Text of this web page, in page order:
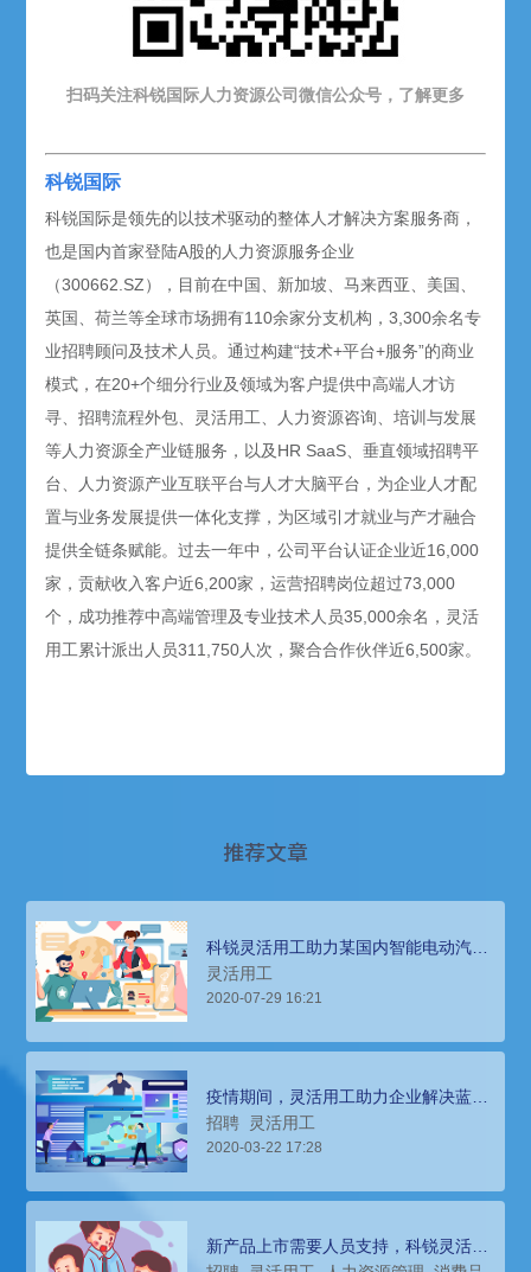
扫码关注科锐国际人力资源公司微信公众号，了解更多
科锐国际
科锐国际是领先的以技术驱动的整体人才解决方案服务商，
也是国内首家登陆A股的人力资源服务企业
（300662.SZ），目前在中国、新加坡、马来西亚、美国、
英国、荷兰等全球市场拥有110余家分支机构，3,300余名专
业招聘顾问及技术人员。通过构建“技术+平台+服务”的商业
模式，在20+个细分行业及领域为客户提供中高端人才访
寻、招聘流程外包、灵活用工、人力资源咨询、培训与发展
等人力资源全产业链服务，以及HR SaaS、垂直领域招聘平
台、人力资源产业互联平台与人才大脑平台，为企业人才配
置与业务发展提供一体化支撑，为区域引才就业与产才融合
提供全链条赋能。过去一年中，公司平台认证企业近16,000
家，贡献收入客户近6,200家，运营招聘岗位超过73,000
个，成功推荐中高端管理及专业技术人员35,000余名，灵活
用工累计派出人员311,750人次，聚合合作伙伴近6,500家。
推荐文章
科锐灵活用工助力某国内智能电动汽车
品牌有效提升人员弹性、控制成本
灵活用工
2020-07-29 16:21
疫情期间，灵活用工助力企业解决蓝领
用工难题
招聘 灵活用工
2020-03-22 17:28
新产品上市需要人员支持，科锐灵活用
工助力顶尖电子消费品牌招聘管理